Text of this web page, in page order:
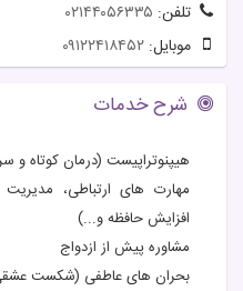
تلفن: ۰۲۱۴۴۰۵۶۳۳۵
موبایل: ۰۹۱۲۲۴۱۸۴۵۲
شرح خدمات
هیپنوتراپیست (درمان کوتاه
مهارت های ارتباطی،
افزایش حافظه و...)
مشاوره پیش از ازدواج
بحران های عاطفی (شکست